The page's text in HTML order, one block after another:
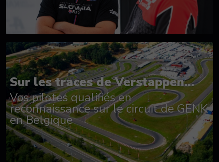
Sur les traces de Verstappen...
Vos pilotes qualifiés en
reconnaissance sur le circuit de GENK
en Belgique